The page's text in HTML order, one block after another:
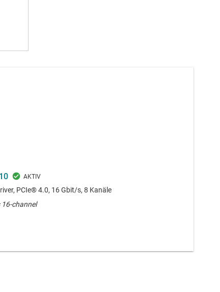
PCIe® 4.0, 16 Gbit/s, 8 Kanäle
16-channel